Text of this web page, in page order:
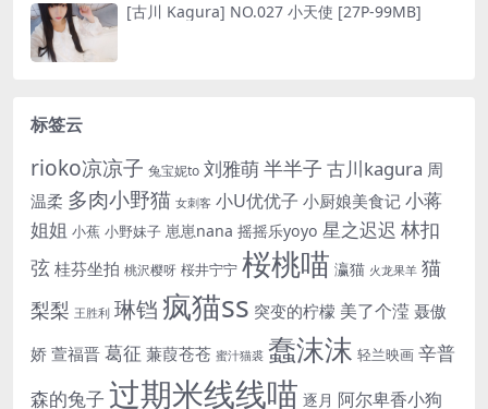
[古川 Kagura] NO.027 小天使 [27P-99MB]
标签云
rioko凉凉子 兔宝妮to 刘雅萌半半子 古川kagura 周
温柔 多肉小野猫 女刺客 小U优优子 小厨娘美食记 小蒋
姐姐 小蕉 小野妹子 崽崽nana 摇摇乐yoyo 星之迟迟 林扣
弦 桂芬坐拍 桃沢樱呀 桜井宁宁 桜桃喵 瀛猫 火龙果羊 猫
梨梨 王胜利 琳铛疯猫ss 突变的柠檬 美了个滢 聂傲
娇 萱福晋葛征 蒹葭苍苍 蜜汁猫裘 蠢沫沫 轻兰映画 辛普
森的兔子 过期米线线喵 逐月 阿尔卑香小狗